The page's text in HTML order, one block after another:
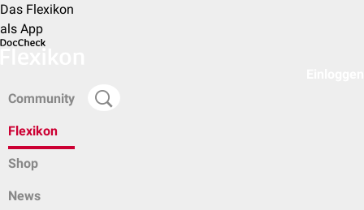
Das Flexikon
als App
Community
Flexikon
Shop
News